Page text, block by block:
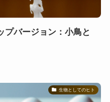
プバージョン：小鳥と
生物としてのヒト